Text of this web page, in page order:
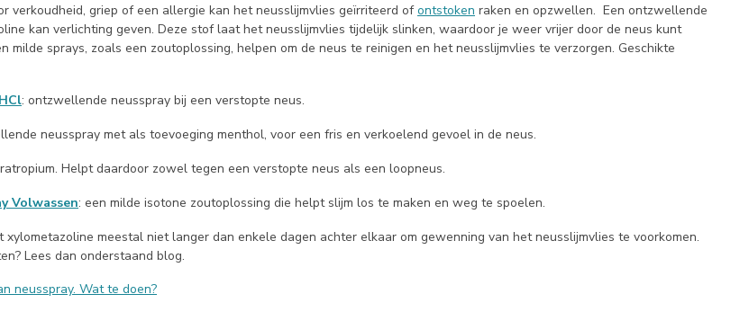
verkoudheid, griep of een allergie kan het neusslijmvlies geïrriteerd ofontstoken raken en opzwellen. Een ontzwellende
kan verlichting geven. Deze stof laat het neusslijmvlies tijdelijk slinken, waardoor je weer vrijer door de neus kunt
milde sprays, zoals een zoutoplossing, helpen om de neus te reinigen en het neusslijmvlies te verzorgen. Geschikte
: ontzwellende neusspray bij een verstopte neus.
neusspray metals toevoeging menthol, voor een fris en verkoelend gevoel in de neus.
. Helpt daardoor zowel tegen een verstopte neus als een loopneus.
Volwassen: een milde isotone zoutoplossing die helpt slijm los te maken en weg te spoelen.
xylometazoline meestal niet langer dan enkele dagen achter elkaar om gewenning van het neusslijmvlies te voorkomen.
Lees dan onderstaand blog.
neusspray. Wat te doen?